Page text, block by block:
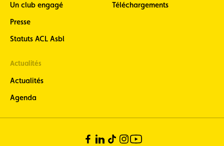
Un club engagé
Presse
Statuts ACL Asbl
Téléchargements
Actualités
Actualités
Agenda